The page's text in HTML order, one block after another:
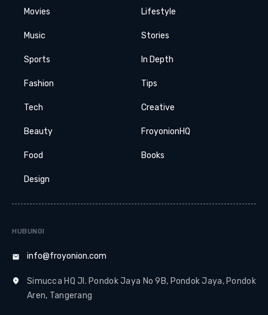
Movies
Music
Sports
Fashion
Tech
Beauty
Food
Design
Lifestyle
Stories
In Depth
Tips
Creative
FroyonionHQ
Books
HUBUNGI
info@froyonion.com
Simucca HQ Jl. Pondok Jaya No 9B, Pondok Jaya, Pondok
Aren, Tangerang